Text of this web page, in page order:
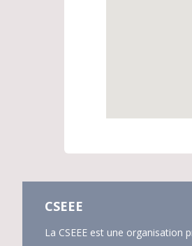
CSEEE
La CSEEE est une organisation